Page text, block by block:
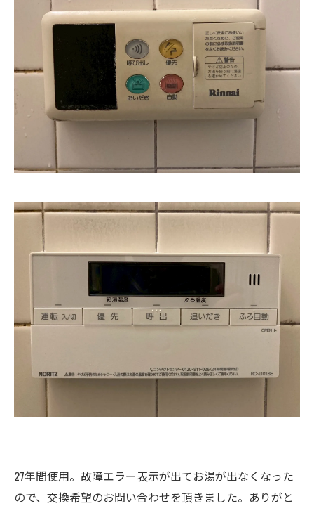
27年間使用。故障エラー表示が出てお湯が出なくなった
ので、交換希望のお問い合わせを頂きました。ありがと